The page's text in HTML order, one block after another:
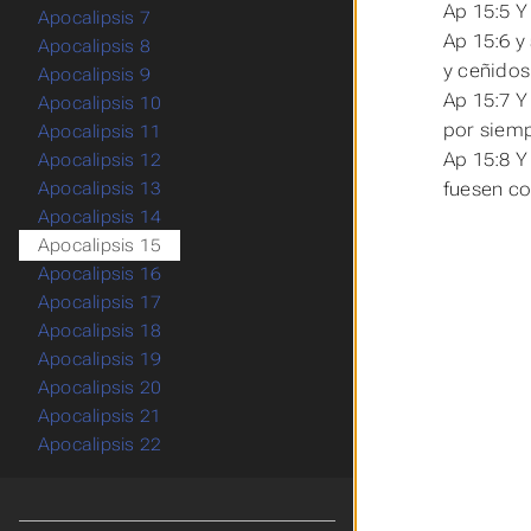
Ap 15:5
Ap 15:6
y
Ap 15:7
por
Ap 15:8
fuesen
Apocalipsis 7
Apocalipsis 8
Apocalipsis 9
Apocalipsis 10
Apocalipsis 11
Apocalipsis 12
Apocalipsis 13
Apocalipsis 14
Apocalipsis 15
Apocalipsis 16
Apocalipsis 17
Apocalipsis 18
Apocalipsis 19
Apocalipsis 20
Apocalipsis 21
Apocalipsis 22